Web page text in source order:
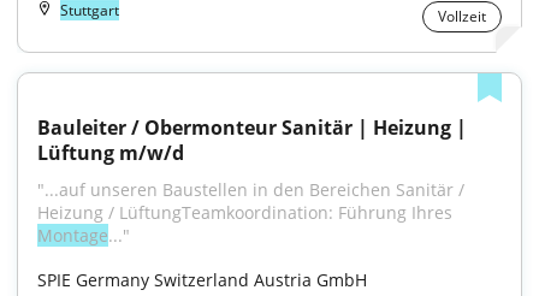
Stuttgart Vollzeit
Bauleiter / Obermonteur Sanitär | Heizung |
Lüftung m/w/d
"...auf unseren Baustellen in den Bereichen Sanitär /
Montage..."
SPIE Germany Switzerland Austria GmbH